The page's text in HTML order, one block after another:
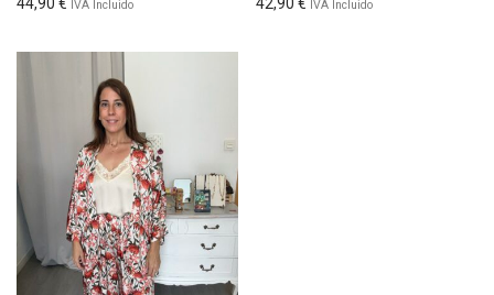
IVA Incluido IVA Incluido